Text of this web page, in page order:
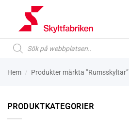
content
Hem / Produkter märkta ”Rumsskyltar”
PRODUKTKATEGORIER